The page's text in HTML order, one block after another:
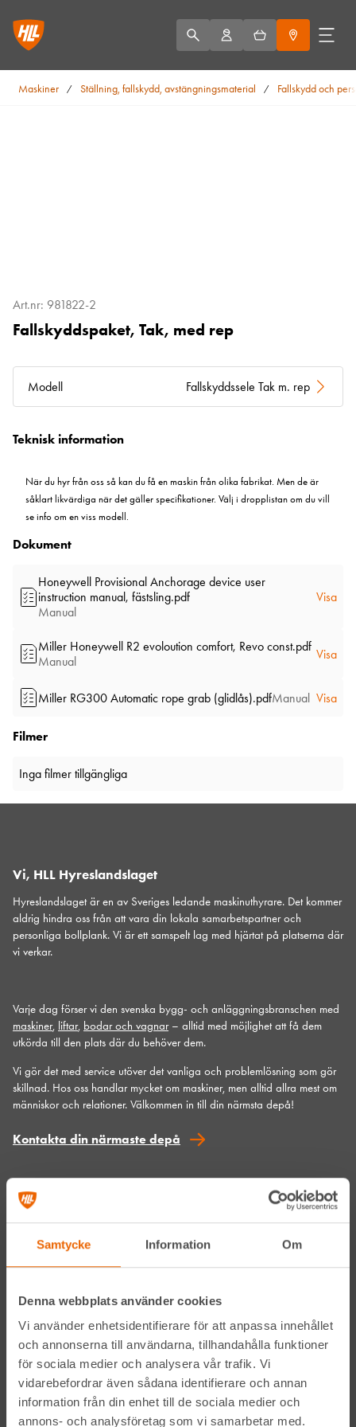
Samtycke Information Om
Denna webbplats använder cookies
Vi använder enhetsidentifierare för att anpassa innehållet
och annonserna till användarna, tillhandahålla funktioner
för sociala medier och analysera vår trafik. Vi
vidarebefordrar även sådana identifierare och annan
information från din enhet till de sociala medier och
annons- och analysföretag som vi samarbetar med.
Maskiner / Ställning, fallskydd, avstängningsmaterial / Fallskydd och
Art.nr: 981822-2
Fallskyddspaket, Tak, med rep
Modell Fallskyddssele Tak m. rep
Teknisk information
När du hyr från oss så kan du få en maskin från olika fabrikat. Men de är
såklart likvärdiga när det gäller specifikationer. Välj i dropplistan om du vill
se info om en viss modell.
Dokument
Honeywell Provisional Anchorage device user
instruction manual, fästsling.pdf
Manual
Visa
Miller Honeywell R2 evoloution comfort, Revo const.pdf
Manual
Visa
Miller RG300 Automatic rope grab (glidlås).pdfManual Visa
Filmer
Inga filmer tillgängliga
Vi, HLL Hyreslandslaget
Hyreslandslaget är en av Sveriges ledande maskinuthyrare. Det kommer
aldrig hindra oss från att vara din lokala samarbetspartner och
personliga bollplank. Vi är ett samspelt lag med hjärtat på platserna där
vi verkar.
Varje dag förser vi den svenska bygg- och anläggningsbranschen med
maskiner, liftar, bodar och vagnar– alltid med möjlighet att få dem
utkörda till den plats där du behöver dem.
Vi gör det med service utöver det vanliga och problemlösning som gör
skillnad. Hos oss handlar mycket om maskiner, men alltid allra mest om
människor och relationer. Välkommen in till din närmsta depå!
Kontakta din närmaste depå
Genom att anmäla mig till nyhetsbrevet godkänner jag
Alltid nära